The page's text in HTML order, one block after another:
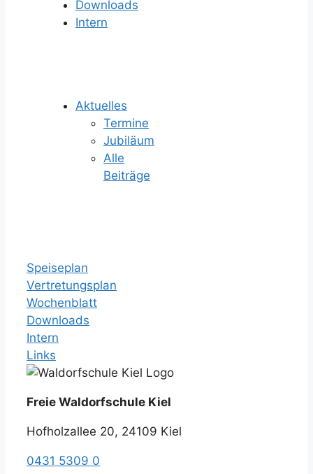
Downloads
Intern
Aktuelles
Termine
Jubiläum
Alle
Beiträge
Speiseplan
Vertretungsplan
Wochenblatt
Downloads
Intern
Links
Freie Waldorfschule Kiel
Hofholzallee 20, 24109 Kiel
0431 5309 0